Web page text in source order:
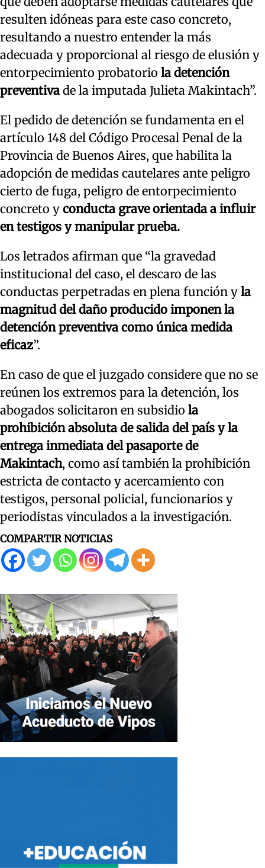
resulten idóneas para este caso concreto,
resultando a nuestro entender la más
adecuada y proporcional al riesgo de elusión y
entorpecimiento probatorio la detención
preventiva de la imputada Julieta Makintach”.
El pedido de detención se fundamenta en el
artículo 148 del Código Procesal Penal de la
Provincia de Buenos Aires, que habilita la
adopción de medidas cautelares ante peligro
cierto de fuga, peligro de entorpecimiento
concreto y conducta grave orientada a influir
en testigos y manipular prueba.
Los letrados afirman que “la gravedad
institucional del caso, el descaro de las
conductas perpetradas en plena función y la
magnitud del daño producido imponen la
detención preventiva como única medida
eficaz”.
En caso de que el juzgado considere que no se
reúnen los extremos para la detención, los
abogados solicitaron en subsidio la
prohibición absoluta de salida del país y la
entrega inmediata del pasaporte de
Makintach, como así también la prohibición
estricta de contacto y acercamiento con
testigos, personal policial, funcionarios y
periodistas vinculados a la investigación.
COMPARTIR NOTICIAS